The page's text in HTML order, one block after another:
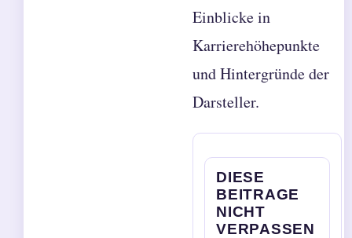
Einblicke in
Karrierehöhepunkte
und Hintergründe der
Darsteller.
DIESE
BEITRAGE
NICHT
VERPASSEN